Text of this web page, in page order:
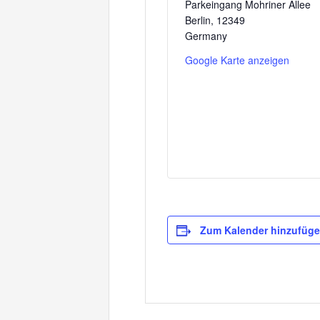
Parkeingang Mohriner Allee
Berlin, 12349
Germany
Google Karte anzeigen
Zum Kalender